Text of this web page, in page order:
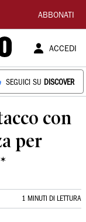
ABBONATI
ACCEDI
SEGUICI SU DISCOVER
con
per
1 MINUTI DI LETTURA